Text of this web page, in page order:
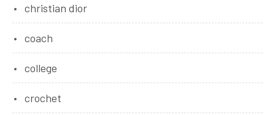
christian dior
coach
college
crochet